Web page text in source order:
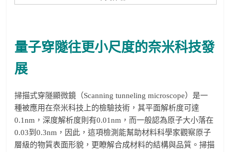
量子穿隧往更小尺度的奈米科技發
展
掃描式穿隧顯微鏡（Scanning tunneling microscope）是一
種被應用在奈米科技上的檢驗技術，其平面解析度可達
0.1nm，深度解析度則有0.01nm，而一般認為原子大小落在
0.03到0.3nm，因此，這項檢測能幫助材料科學家觀察原子
層級的物質表面形貌，更瞭解合成材料的結構與品質。掃描